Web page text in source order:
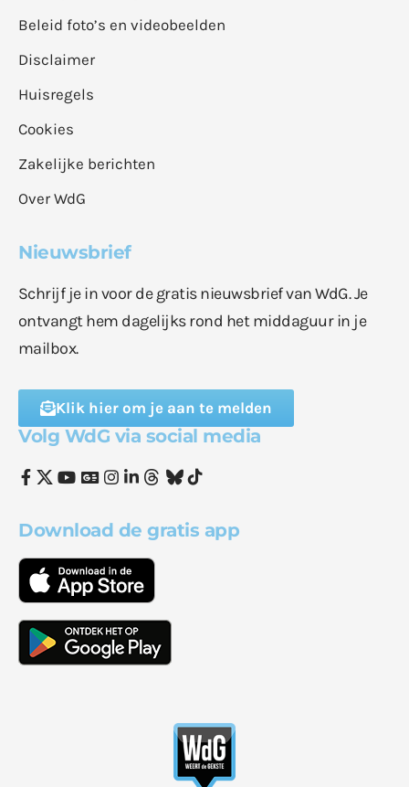
Beleid foto’s en videobeelden
Disclaimer
Huisregels
Cookies
Zakelijke berichten
Over WdG
Nieuwsbrief
Schrijf je in voor de gratis nieuwsbrief van WdG. Je
ontvangt hem dagelijks rond het middaguur in je
mailbox.
Klik hier om je aan te melden
Volg WdG via social media
Download de gratis app